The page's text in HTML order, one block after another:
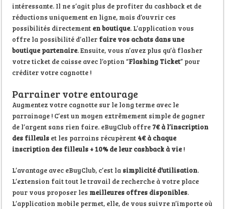
intéressante. Il ne s’agit plus de profiter du cashback et de
réductions uniquement en ligne, mais d’ouvrir ces
possibilités directement en boutique. L’application vous
offre la possibilité d’aller faire vos achats dans une
boutique partenaire. Ensuite, vous n’avez plus qu’à flasher
votre ticket de caisse avec l’option “Flashing Ticket” pour
créditer votre cagnotte !
Parrainer votre entourage
Augmentez votre cagnotte sur le long terme avec le
parrainage ! C’est un moyen extrêmement simple de gagner
de l’argent sans rien faire. eBuyClub offre 7€ à l’inscription
des filleuls et les parrains récupèrent 4€ à chaque
inscription des filleuls + 10% de leur cashback à vie !
L’avantage avec eBuyClub, c’est la simplicité d’utilisation.
L’extension fait tout le travail de recherche à votre place
pour vous proposer les meilleures offres disponibles.
L’application mobile permet, elle, de vous suivre n’importe où